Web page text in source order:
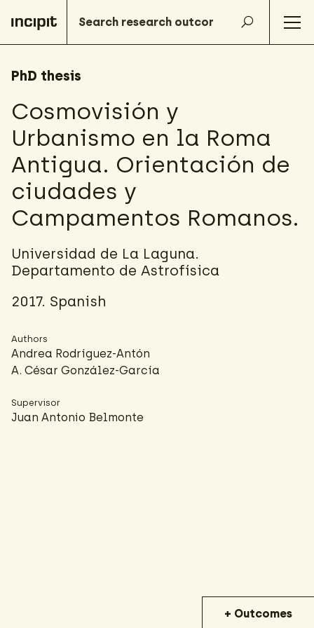
PhD thesis
Cosmovisión y
Urbanismo en la Roma
Antigua. Orientación de
ciudades y
Campamentos Romanos.
Universidad de La Laguna.
Departamento de Astrofísica
2017. Spanish
Authors
Andrea Rodríguez-Antón
A. César González-García
Supervisor
Juan Antonio Belmonte
+ Outcomes